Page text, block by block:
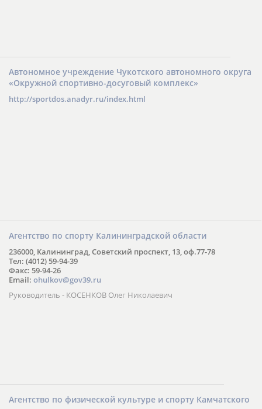
Автономное учреждение Чукотского автономного округа
«Окружной спортивно-досуговый комплекс»
http://sportdos.anadyr.ru/index.html
Агентство по спорту Калининградской области
236000, Калининград, Советский проспект, 13, оф.77-78
Тел: (4012) 59-94-39
Факс: 59-94-26
Email: ohulkov@gov39.ru
Руководитель - КОСЕНКОВ Олег Николаевич
Агентство по физической культуре и спорту Камчатского